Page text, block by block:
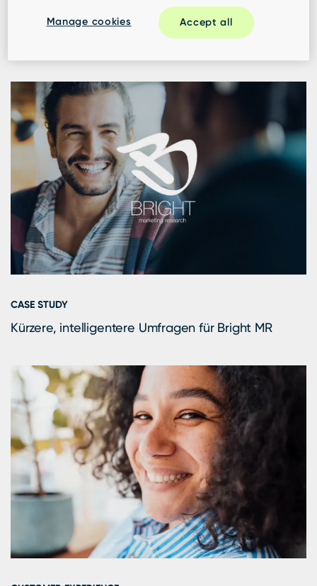
und Accessoires den Umsatz aus online
vereinbarten Terminen durch optimierte Listings
CASE STUDY
Kürzere, intelligentere Umfragen für Bright MR
Manage cookies Accept all